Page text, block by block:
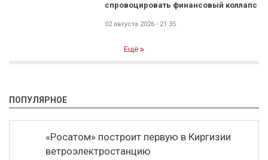
спровоцировать финансовый коллапс
02 августа 2026 - 21:35
Ещё
ПОПУЛЯРНОЕ
«Росатом» построит первую в Киргизии
ветроэлектростанцию